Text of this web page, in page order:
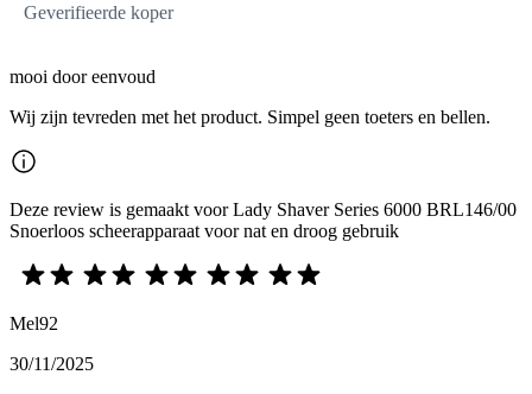
Geverifieerde koper
mooi door eenvoud
Wij zijn tevreden met het product. Simpel geen toeters en bellen.
Deze review is gemaakt voor Lady Shaver Series 6000 BRL146/00
Snoerloos scheerapparaat voor nat en droog gebruik
Mel92
30/11/2025